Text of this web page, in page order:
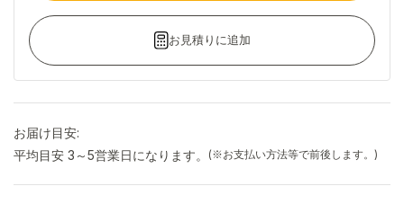
お見積りに追加
お届け目安:
平均目安 3～5営業日になります。
(※お支払い方法等で前後します。)